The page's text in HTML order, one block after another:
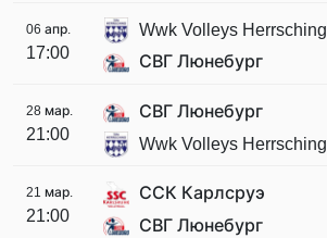
06 апр.
17:00
Wwk Volleys Herrsching
СВГ Люнебург
28 мар.
21:00
СВГ Люнебург
Wwk Volleys Herrsching
21 мар.
21:00
ССК Карлсруэ
СВГ Люнебург